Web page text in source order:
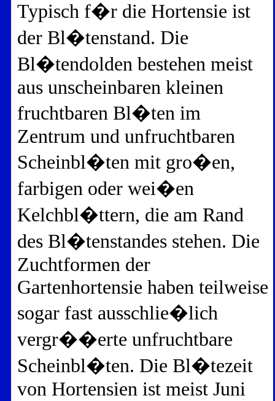
Typisch f�r die Hortensie ist
der Bl�tenstand. Die
Bl�tendolden bestehen meist
aus unscheinbaren kleinen
fruchtbaren Bl�ten im
Zentrum und unfruchtbaren
Scheinbl�ten mit gro�en,
farbigen oder wei�en
Kelchbl�ttern, die am Rand
des Bl�tenstandes stehen. Die
Zuchtformen der
Gartenhortensie haben teilweise
sogar fast ausschlie�lich
vergr��erte unfruchtbare
Scheinbl�ten. Die Bl�tezeit
von Hortensien ist meist Juni